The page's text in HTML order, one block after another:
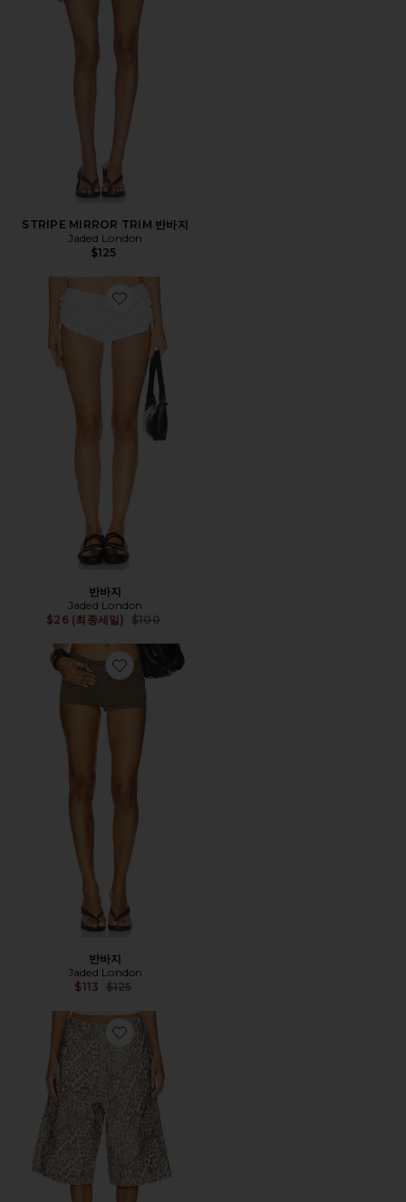
STRIPE MIRROR TRIM 반바지
Jaded London
$125
Favorite 반바지
반바지
Jaded London
$26 (최종세일)
Previous price:
$100
Favorite 반바지
반바지
Jaded London
$113 Previous price:
$125
Favorite Colossus Jorts